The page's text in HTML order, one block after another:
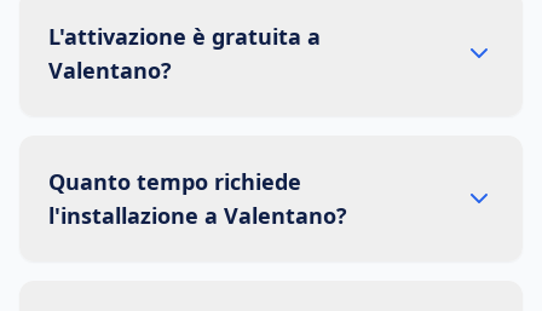
L'attivazione è gratuita a
Valentano?
Quanto tempo richiede
l'installazione a Valentano?